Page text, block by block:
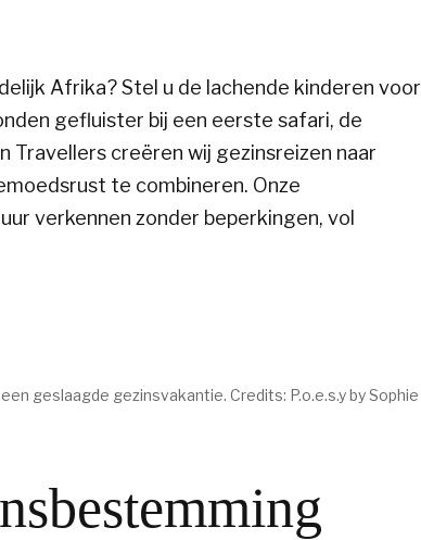
Afrika? Stel u de lachende kinderen voor
gefluister bij een eerste safari, de
Travellers creëren wij gezinsreizen naar
te combineren. Onze
verkennen zonder beperkingen, vol
geslaagde gezinsvakantie. Credits: P.o.e.s.y by Sophie